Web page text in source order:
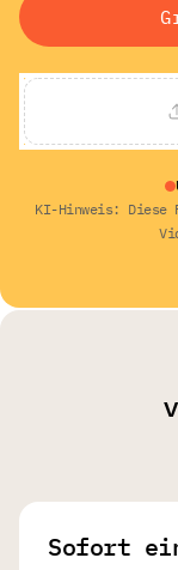
KI-Hinweis: Diese
Sofort